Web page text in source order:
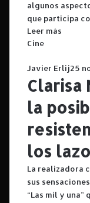
algunos
que participa
Leer más
Cine
Javier Erlij25
Clarisa
la
los
La realizadora
sus
“Las mil y una”